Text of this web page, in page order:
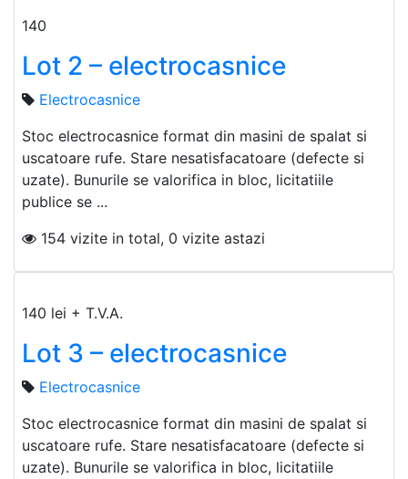
140
Lot 2 – electrocasnice
Electrocasnice
Stoc electrocasnice format din masini de spalat si
uscatoare rufe. Stare nesatisfacatoare (defecte si
uzate). Bunurile se valorifica in bloc, licitatiile
publice se ...
154 vizite in total, 0 vizite astazi
140 lei + T.V.A.
Lot 3 – electrocasnice
Electrocasnice
Stoc electrocasnice format din masini de spalat si
uscatoare rufe. Stare nesatisfacatoare (defecte si
uzate). Bunurile se valorifica in bloc, licitatiile